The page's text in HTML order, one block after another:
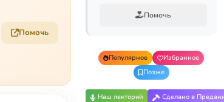
Помочь
Помочь
Популярное
Избранное
Позже
Наш лекторий Сделано в